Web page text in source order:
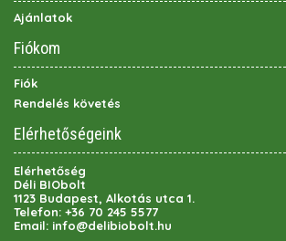
Ajánlatok
Fiókom
Fiók
Rendelés követés
Elérhetőségeink
Elérhetőség
Déli BIObolt
1123 Budapest, Alkotás utca 1.
Telefon: +36 70 245 5577
Email: info@delibiobolt.hu